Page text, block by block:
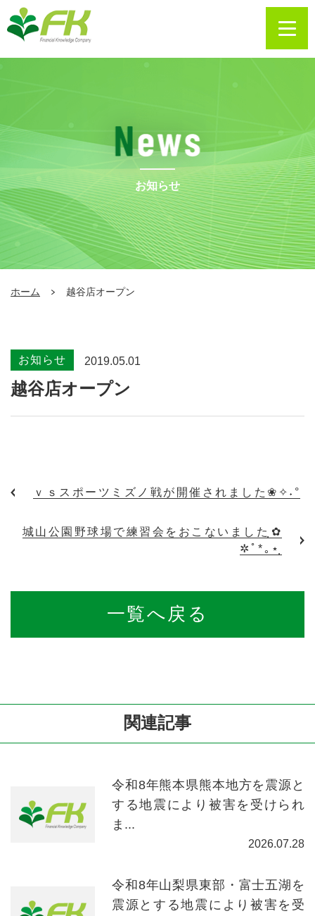
お知らせ
ホーム 越谷店オープン
お知らせ 2019.05.01
越谷店オープン
ｖｓスポーツミズノ戦が開催されました❀✧˖°
一覧へ戻る
城山公園野球場で練習会をおこないましたฺ✿
✲ﾟ*｡⋆ฺ
関連記事
令和8年熊本県熊本地方を震源と
する地震により被害を受けられ
ま...
2026.07.28
令和8年山梨県東部・富士五湖を
震源とする地震により被害を受